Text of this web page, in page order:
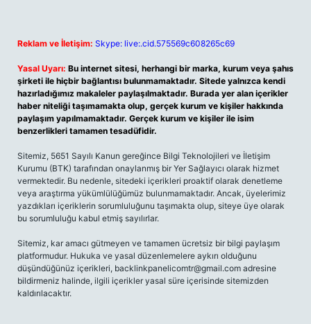
Reklam ve İletişim: Skype: live:.cid.575569c608265c69
Yasal Uyarı: Bu internet sitesi, herhangi bir marka, kurum veya şahıs
şirketi ile hiçbir bağlantısı bulunmamaktadır. Sitede yalnızca kendi
hazırladığımız makaleler paylaşılmaktadır. Burada yer alan içerikler
haber niteliği taşımamakta olup, gerçek kurum ve kişiler hakkında
paylaşım yapılmamaktadır. Gerçek kurum ve kişiler ile isim
benzerlikleri tamamen tesadüfidir.
Sitemiz, 5651 Sayılı Kanun gereğince Bilgi Teknolojileri ve İletişim
Kurumu (BTK) tarafından onaylanmış bir Yer Sağlayıcı olarak hizmet
vermektedir. Bu nedenle, sitedeki içerikleri proaktif olarak denetleme
veya araştırma yükümlülüğümüz bulunmamaktadır. Ancak, üyelerimiz
yazdıkları içeriklerin sorumluluğunu taşımakta olup, siteye üye olarak
bu sorumluluğu kabul etmiş sayılırlar.
Sitemiz, kar amacı gütmeyen ve tamamen ücretsiz bir bilgi paylaşım
platformudur. Hukuka ve yasal düzenlemelere aykırı olduğunu
düşündüğünüz içerikleri, backlinkpanelicomtr@gmail.com adresine
bildirmeniz halinde, ilgili içerikler yasal süre içerisinde sitemizden
kaldırılacaktır.